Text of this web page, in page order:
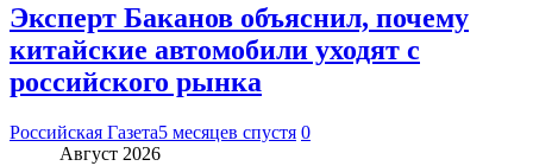
Эксперт Баканов объяснил, почему
китайские автомобили уходят с
российского рынка
Российская Газета5 месяцев спустя 0
Август 2026